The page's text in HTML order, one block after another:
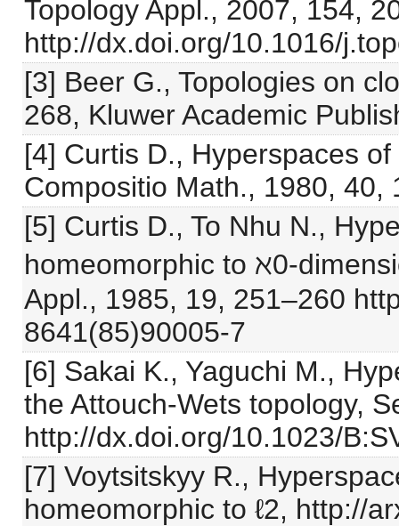
Topology Appl., 2007, 154,
http://dx.doi.org/10.1016/
[3] Beer G., Topologies on
268, Kluwer Academic
[4] Curtis D., Hyperspaces
Compositio Math., 1980, 40,
[5] Curtis D., To Nhu N.,
homeomorphic to ℵ0-
Appl., 1985, 19, 251–260
8641(85)90005-7
[6] Sakai K., Yaguchi M.,
the Attouch-Wets topology,
http://dx.doi.org/10.1023/
[7] Voytsitskyy R.,
homeomorphic to ℓ2, http://